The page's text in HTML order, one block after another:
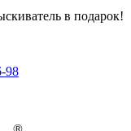
в подарок!
98